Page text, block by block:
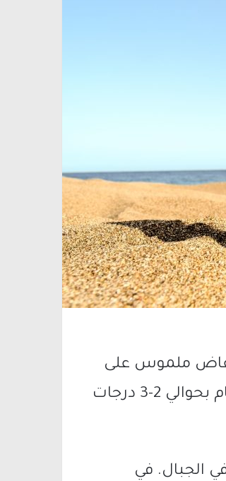
ملموس على
درجات الحرارة مع بقائها أعلى من معدلها السنوي العام بحوالي 2-3 درجات
الجبال. في